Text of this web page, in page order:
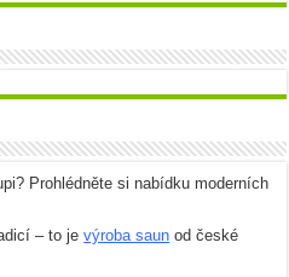
Prohlédněte si nabídku moderních
– to jevýroba saun od české